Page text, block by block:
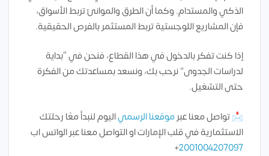
الذكي والمستدام. وكما أن الطرق والموانئ تربط الأسواق،
فإن المشاريع اللوجستية تربط المستثمر بالفرص الحقيقية.
إذا كنت تفكر بالدخول في هذا القطاع، فنحن في “بداية
لدراسات الجدوى” نرحب بك، ونسعد بمساعدتك من الفكرة
حتى التشغيل.
📩 تواصل معنا عبرموقعنا الرسمياليوم لنبدأ معًا رحلتك
الاستثمارية في قلب الإمارات او التواصل معنا عبر الواتس اب
2001004207097
+